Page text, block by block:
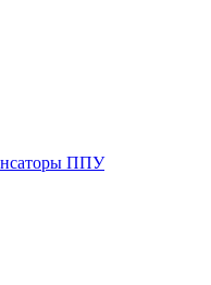
ППУ